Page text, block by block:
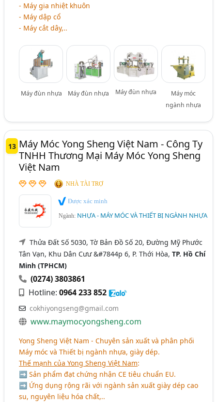
- Máy gia nhiệt khuôn
- Máy dập cổ
- Máy cắt dây,..
Máy đùn nhựa Máy đùn nhựa Máy đùn nhựa
Máy móc
ngành nhựa
13 Máy Móc Yong Sheng Việt Nam - Công Ty
TNHH Thương Mại Máy Móc Yong Sheng
Việt Nam
NHÀ TÀI TRỢ
Được xác minh
Ngành: NHỰA - MÁY MÓC VÀ THIẾT BỊ NGÀNH NHỰA
Thửa Đất Số 5030, Tờ Bản Đồ Số 20, Đường Mỹ Phước
Tân Vạn, Khu Dân Cưư &#7844p 6, P. Thới Hòa,TP. Hồ Chí
Minh (TPHCM)
(0274) 3803861
Hotline:0964 233 852
cokhiyongseng@gmail.com
www.maymocyongsheng.com
Yong Sheng Việt Nam - Chuyên sản xuất và phân phối
Máy móc và Thiết bị ngành nhựa, giày dép.
Thế mạnh của Yong Sheng Việt Nam:
➡ Sản phẩm đạt chứng nhận CE tiêu chuẩn EU.
➡ Ứng dụng rộng rãi với ngành sản xuất giày dép cao
su, nguyên liệu hóa chất,..